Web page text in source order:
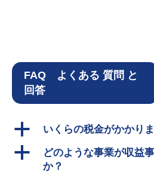
FAQ よくある 質問 と
回答
a いくらの税金がかかり
a
どのような事業が収益
か？